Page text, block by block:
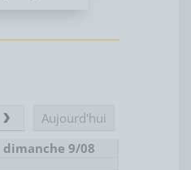
Aujourd'hui
dimanche 9/08